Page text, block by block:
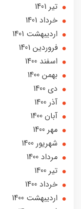
تير 1401
خرداد 1401
ارديبهشت 1401
فروردین 1401
اسفند 1400
بهمن 1400
دی 1400
آذر 1400
آبان 1400
مهر 1400
شهریور 1400
مرداد 1400
تير 1400
خرداد 1400
ارديبهشت 1400